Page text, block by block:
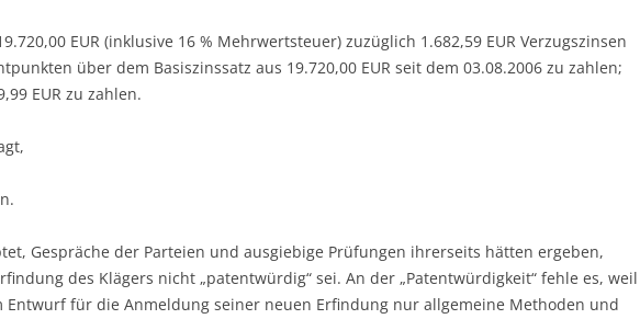
EUR (inklusive 16 % Mehrwertsteuer) zuzüglich 1.682,59 EUR Verzugszinsen
über dem Basiszinssatz aus 19.720,00 EUR seit dem 03.08.2006 zu zahlen;
EUR zu zahlen.
Gespräche der Parteien und ausgiebige Prüfungen ihrerseits hätten ergeben,
des Klägers nicht „patentwürdig“ sei. An der „Patentwürdigkeit“ fehle es, weil
Entwurf für die Anmeldung seiner neuen Erfindung nur allgemeine Methoden und